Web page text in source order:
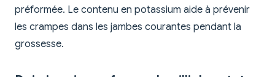
préformée. Le contenu en potassium aide à prévenir
les crampes dans les jambes courantes pendant la
grossesse.